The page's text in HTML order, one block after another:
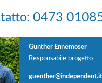
0473
Günther Ennemoser
Responsabile progetto
guenther@independent.it